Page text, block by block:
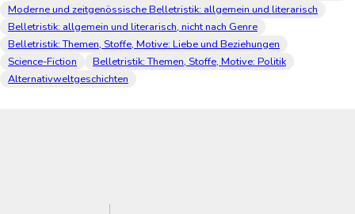
Moderne und zeitgenössische Belletristik: allgemein und literarisch
Belletristik: allgemein und literarisch, nicht nach Genre
Belletristik: Themen, Stoffe, Motive: Liebe und Beziehungen
Science-Fiction
Belletristik: Themen, Stoffe, Motive: Politik
Alternativweltgeschichten